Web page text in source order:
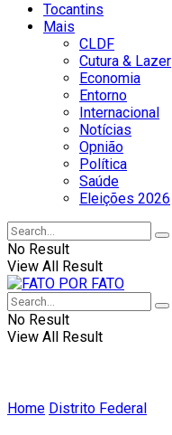
Tocantins
Mais
CLDF
Cutura & Lazer
Economia
Entorno
Internacional
Notícias
Opnião
Política
Saúde
Eleições 2026
No Result
View All Result
No Result
View All Result
Home Distrito Federal